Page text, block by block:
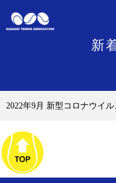
新
2022年9月 新型コロナウイ